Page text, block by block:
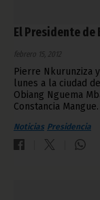
El Presidente
febrero 15, 2012
Pierre Nkurunziza
lunes a la ciudad
Obiang Nguema
Constancia Mangue.
Noticias Presidencia